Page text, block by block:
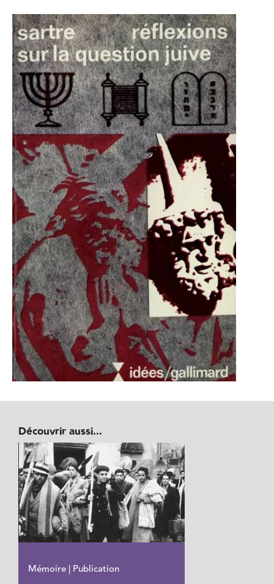
Découvrir aussi...
Mémoire | Publication